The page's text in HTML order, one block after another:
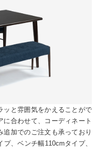
ッと雰囲気をかえることがで
に合わせて、コーディネート
加でのご注文も承っており
、ベンチ幅110cmタイプ、